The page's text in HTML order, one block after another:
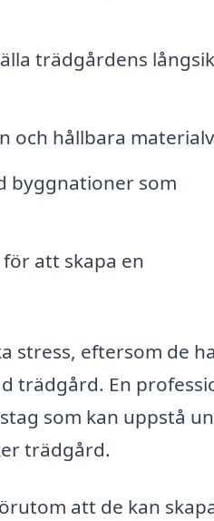
trädgårdens
och hållbara
byggnationer som
att skapa en
stress, eftersom de
trädgård. En
som kan uppstå
trädgård.
att de kan